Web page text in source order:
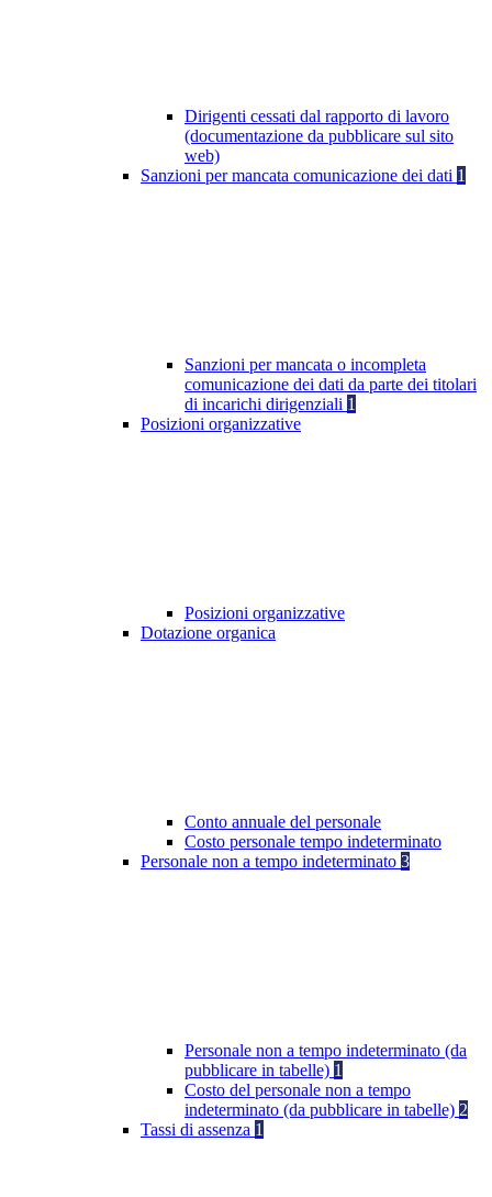
Dirigenti cessati dal rapporto di lavoro
(documentazione da pubblicare sul sito
web)
Sanzioni per mancata comunicazione dei dati 1
Sanzioni per mancata o incompleta
comunicazione dei dati da parte dei titolari
di incarichi dirigenziali 1
Posizioni organizzative
Posizioni organizzative
Dotazione organica
Conto annuale del personale
Costo personale tempo indeterminato
Personale non a tempo indeterminato 3
Personale non a tempo indeterminato (da
pubblicare in tabelle) 1
Costo del personale non a tempo
indeterminato (da pubblicare in tabelle) 2
Tassi di assenza 1